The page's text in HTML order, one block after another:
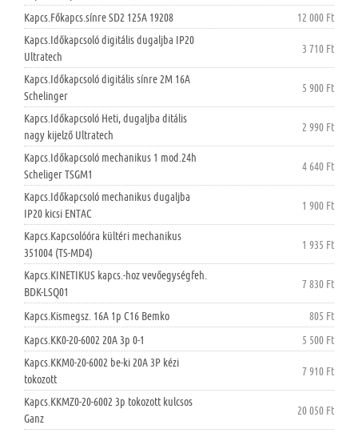
Kapcs.Főkapcs.sínre SD2 125A 19208
12 000 Ft
Kapcs.Időkapcsoló digitális dugaljba IP20
Ultratech
3 710 Ft
Kapcs.Időkapcsoló digitális sínre 2M 16A
Schelinger
5 900 Ft
Kapcs.Időkapcsoló Heti, dugaljba ditális
nagy kijelző Ultratech
2 990 Ft
Kapcs.Időkapcsoló mechanikus 1 mod.24h
Scheliger TSGM1
4 640 Ft
Kapcs.Időkapcsoló mechanikus dugaljba
IP20 kicsi ENTAC
1 900 Ft
Kapcs.Kapcsolóóra kültéri mechanikus
351004 (TS-MD4)
1 935 Ft
Kapcs.KINETIKUS kapcs.-hoz vevőegységfeh.
BDK-LSQ01
7 830 Ft
Kapcs.Kismegsz. 16A 1p C16 Bemko
805 Ft
Kapcs.KK0-20-6002 20A 3p 0-1
5 500 Ft
Kapcs.KKM0-20-6002 be-ki 20A 3P kézi
tokozott
7 910 Ft
Kapcs.KKMZ0-20-6002 3p tokozott kulcsos
Ganz
20 050 Ft